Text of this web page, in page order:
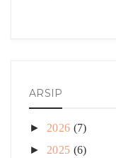
ARSIP
► 2026 (7)
► 2025 (6)